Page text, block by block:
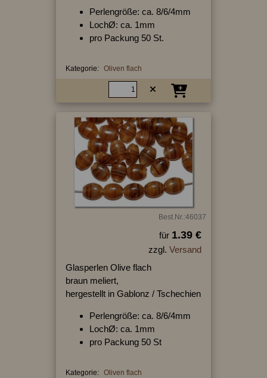
Perlengröße: ca. 8/6/4mm
LochØ: ca. 1mm
pro Packung 50 St.
Kategorie: Oliven flach
Best.Nr.:46037
für 1.39 €
zzgl. Versand
Glasperlen Olive flach
braun meliert,
hergestellt in Gablonz / Tschechien
Perlengröße: ca. 8/6/4mm
LochØ: ca. 1mm
pro Packung 50 St
Kategorie: Oliven flach